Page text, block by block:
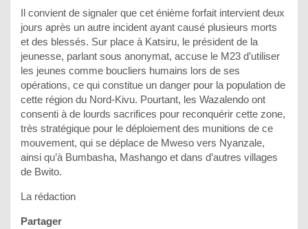
Il convient de signaler que cet énième forfait intervient deux
jours après un autre incident ayant causé plusieurs morts
et des blessés. Sur place à Katsiru, le président de la
jeunesse, parlant sous anonymat, accuse le M23 d’utiliser
les jeunes comme boucliers humains lors de ses
opérations, ce qui constitue un danger pour la population de
cette région du Nord-Kivu. Pourtant, les Wazalendo ont
consenti à de lourds sacrifices pour reconquérir cette zone,
très stratégique pour le déploiement des munitions de ce
mouvement, qui se déplace de Mweso vers Nyanzale,
ainsi qu’à Bumbasha, Mashango et dans d’autres villages
de Bwito.
La rédaction
Partager